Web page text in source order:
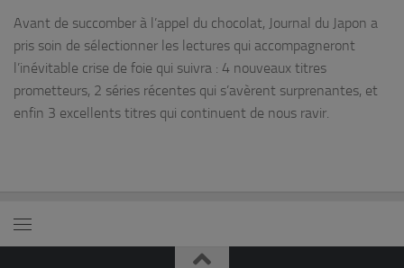
Avant de succomber à l’appel du chocolat, Journal du Japon a
pris soin de sélectionner les lectures qui accompagneront
l’inévitable crise de foie qui suivra : 4 nouveaux titres
prometteurs, 2 séries récentes qui s’avèrent surprenantes, et
enfin 3 excellents titres qui continuent de nous ravir.